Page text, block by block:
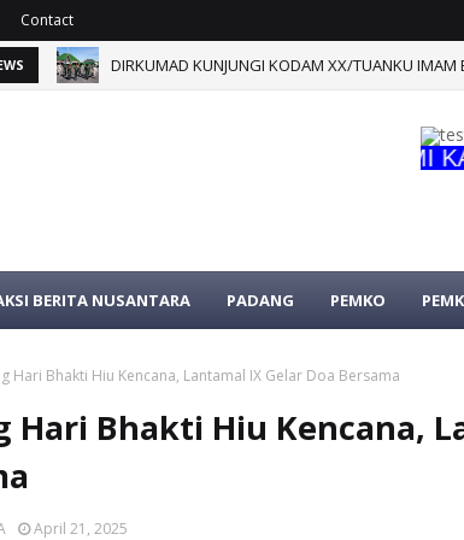
Contact
DIRKUMAD KUNJUNGI KODAM XX/TUANKU IMAM
DATANG DI WEBSITE RESMI KAMI
BERITA NUSANTARA PADANG PEMKO
Hari Bhakti Hiu Kencana, Lantamal IX Gelar Doa Bersama
Hari Bhakti Hiu Kencana,
April 21, 2025